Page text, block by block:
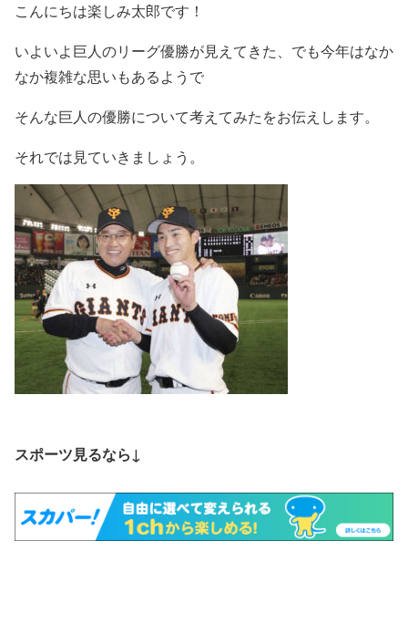
こんにちは楽しみ太郎です！
いよいよ巨人のリーグ優勝が見えてきた、でも今年はなか
なか複雑な思いもあるようで
そんな巨人の優勝について考えてみたをお伝えします。
それでは見ていきましょう。
スポーツ見るなら↓